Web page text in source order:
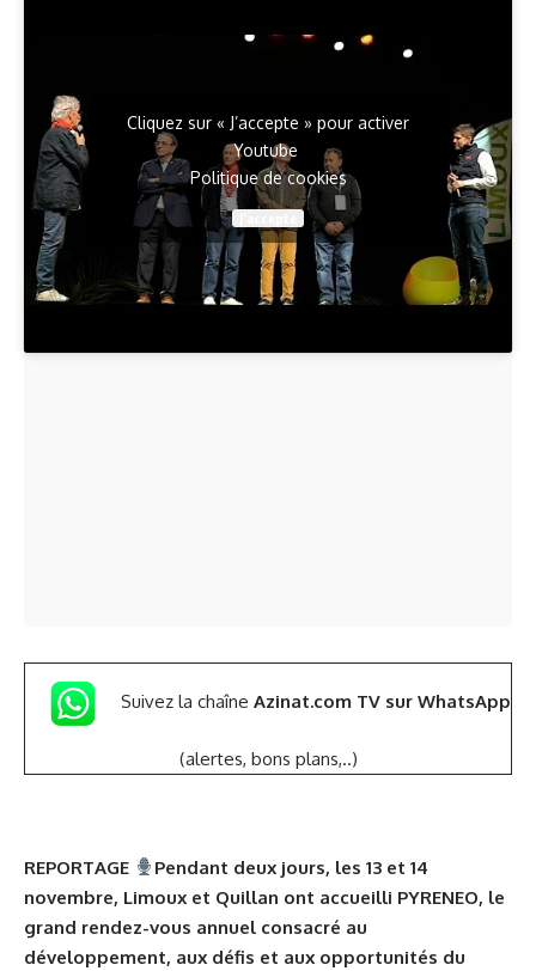
Cliquez sur « J’accepte » pour activer
Youtube
Politique de cookies
Suivez la chaîne Azinat.com TV sur WhatsApp
(alertes, bons plans,..)
REPORTAGE
Pendant deux jours, les 13 et 14
novembre, Limoux et Quillan ont accueilli PYRENEO, le
grand rendez-vous annuel consacré au
développement, aux défis et aux opportunités du